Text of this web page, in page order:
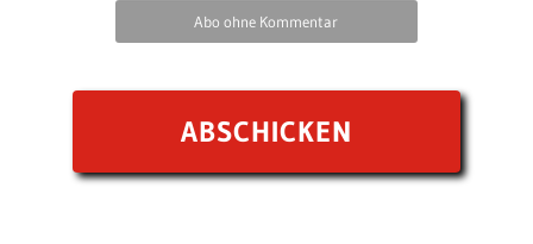
Abo ohne Kommentar